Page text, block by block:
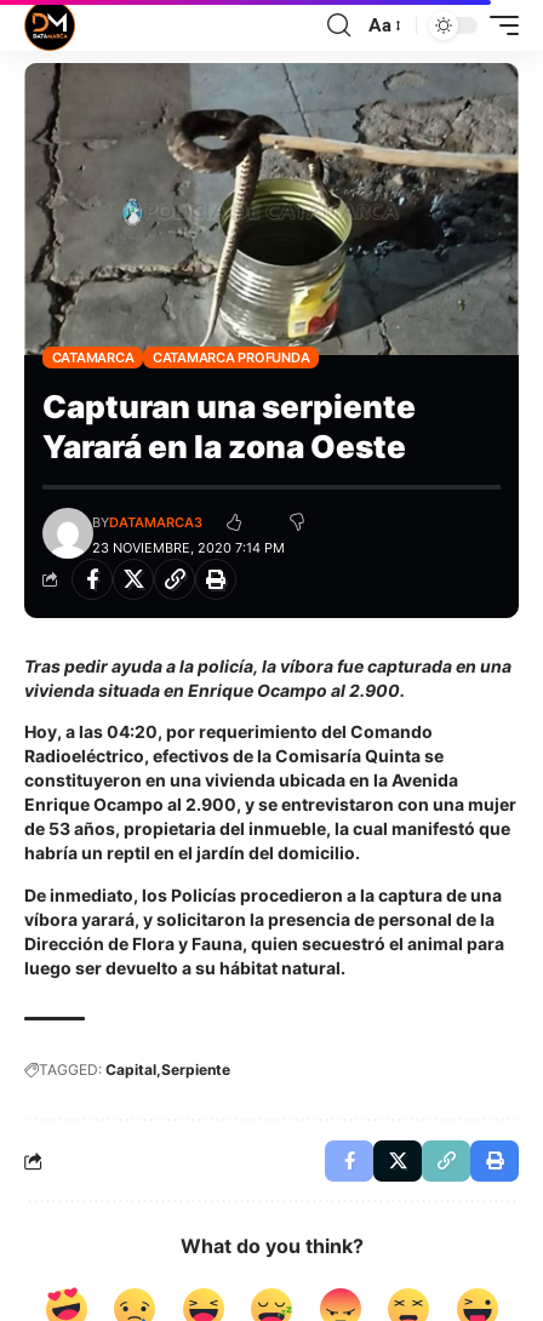
Aa
CATAMARCA CATAMARCA PROFUNDA
Capturan una serpiente
Yarará en la zona Oeste
23 NOVIEMBRE, 2020 7:14 PM
BYDATAMARCA3
Tras pedir ayuda a la policía, la víbora fue capturada en una
vivienda situada en Enrique Ocampo al 2.900.
Hoy, a las 04:20, por requerimiento del Comando
Radioeléctrico, efectivos de la Comisaría Quinta se
constituyeron en una vivienda ubicada en la Avenida
Enrique Ocampo al 2.900, y se entrevistaron con una mujer
de 53 años, propietaria del inmueble, la cual manifestó que
habría un reptil en el jardín del domicilio.
De inmediato, los Policías procedieron a la captura de una
víbora yarará, y solicitaron la presencia de personal de la
Dirección de Flora y Fauna, quien secuestró el animal para
luego ser devuelto a su hábitat natural.
TAGGED: Capital Serpiente
What do you think?